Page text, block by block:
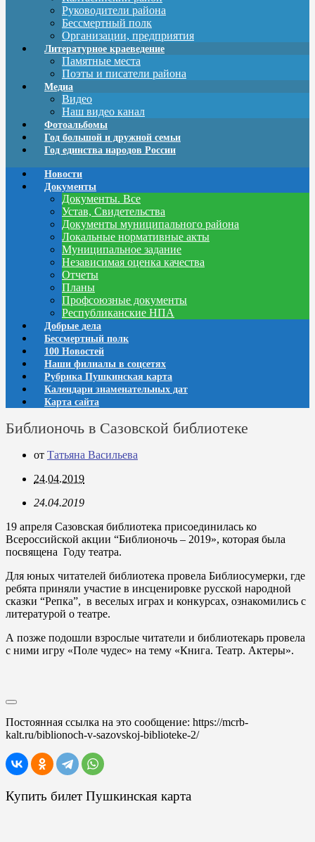
Руководители района
Бессмертный полк
Организации, предприятия
Литературное краеведение
Памятные места
Поэты и писатели района
Медиа
Видео
Наш видео канал
Фотоальбомы
Год большой и дружной семьи
Год единства народов России
Новости
Документы
Документы. Все
Устав, Свидетельства
Документы муниципального района
Локальные нормативные акты
Муниципальное задание
Независимая оценка качества
Отчеты
Планы
Профсоюзные документы
Республиканские НПА
Добрые дела
Бессмертный полк
100 Новостей
Наши филиалы в соцсетях
Рубрика Пушкинская карта
Календари знаменательных дат
Карта сайта
Библионочь в Сазовской библиотеке
от Татьяна Васильева
24.04.2019
24.04.2019
19 апреля Сазовская библиотека присоединилась ко
Всероссийской акции “Библионочь – 2019», которая была
посвящена Году театра.
Для юных читателей библиотека провела Библиосумерки, где
ребята приняли участие в инсценировке русской народной
сказки “Репка”, в веселых играх и конкурсах, ознакомились с
литературой о театре.
А позже подошли взрослые читатели и библиотекарь провела
с ними игру «Поле чудес» на тему «Книга. Театр. Актеры».
Постоянная ссылка на это сообщение: https://mcrb-
kalt.ru/biblionoch-v-sazovskoj-biblioteke-2/
Купить билет Пушкинская карта